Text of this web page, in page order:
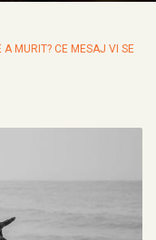
A MURIT? CE MESAJ VI SE